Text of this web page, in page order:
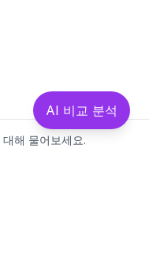
해 물어보세요.
AI 비교 분석